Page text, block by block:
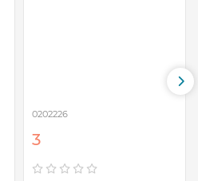
0202226
3